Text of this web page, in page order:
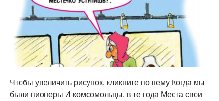
Чтобы увеличить рисунок, кликните по нему Когда мы
были пионеры И комсомольцы, в те года Места свои